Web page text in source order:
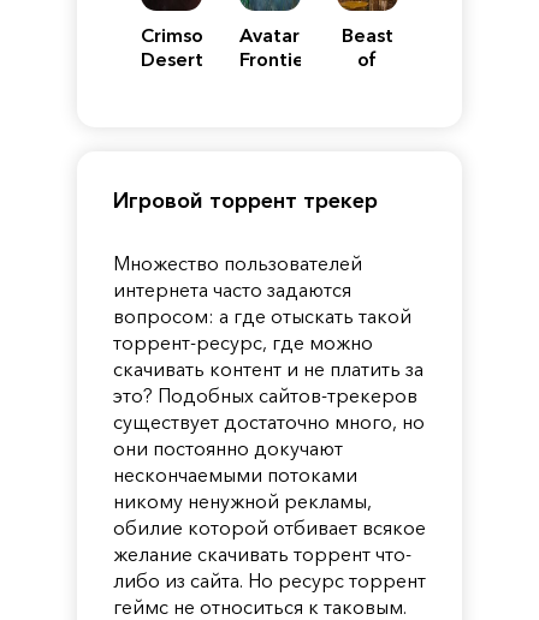
Crimson
Desert
Avatar:
Frontiers
Beast
of
Игровой торрент трекер
Множество пользователей
интернета часто задаются
вопросом: а где отыскать такой
торрент-ресурс, где можно
скачивать контент и не платить за
это? Подобных сайтов-трекеров
существует достаточно много, но
они постоянно докучают
нескончаемыми потоками
никому ненужной рекламы,
обилие которой отбивает всякое
желание скачивать торрент что-
либо из сайта. Но ресурс торрент
геймс не относиться к таковым.